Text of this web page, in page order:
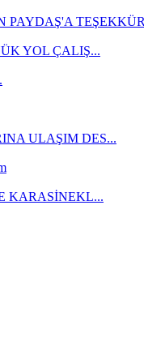
PAYDAŞ'A TEŞEKKÜR
YOL ÇALIŞ...
ULAŞIM DES...
KARASİNEKL...